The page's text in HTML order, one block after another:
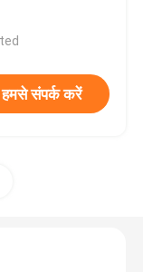
हमसे संपर्क करें